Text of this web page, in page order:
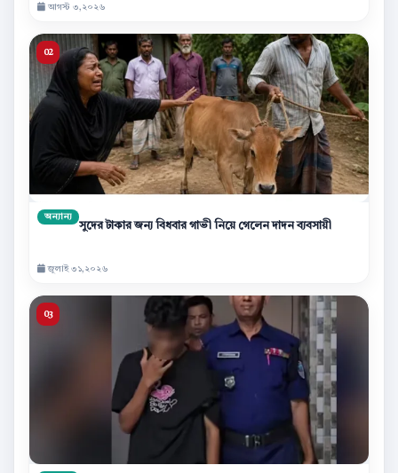
আগস্ট ৩,২০২৬
অন্যান্য
সুদের টাকার জন্য বিধবার গাভী নিয়ে গেলেন দাদন ব্যবসায়ী
জুলাই ৩১,২০২৬